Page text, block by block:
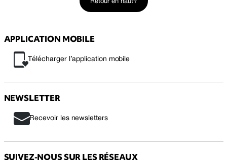
Retour en haut
APPLICATION MOBILE
Télécharger l’application mobile
NEWSLETTER
Recevoir les newsletters
SUIVEZ-NOUS SUR LES RÉSEAUX